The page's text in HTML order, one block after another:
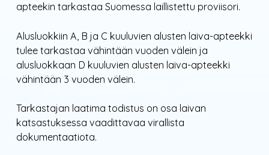
apteekin tarkastaa Suomessa laillistettu proviisori.
Alusluokkiin A, B ja C kuuluvien alusten laiva-apteekki
tulee tarkastaa vähintään vuoden välein ja
alusluokkaan D kuuluvien alusten laiva-apteekki
vähintään 3 vuoden välein.
Tarkastajan laatima todistus on osa laivan
katsastuksessa vaadittavaa virallista
dokumentaatiota.